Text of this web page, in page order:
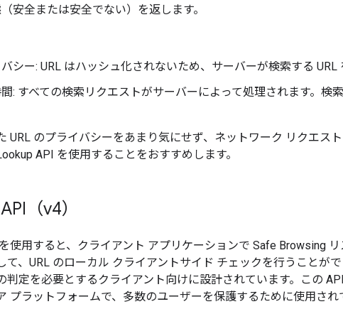
安全または安全でない）を返します。
シー: URL はハッシュ化されないため、サーバーが検索する URL
: すべての検索リクエストがサーバーによって処理されます。検
URL のプライバシーをあまり気にせず、ネットワーク リクエス
API を使用することをおすすめします。
（v4）
使用すると、クライアント アプリケーションで Safe Browsing
て、URL のローカル クライアントサイド チェックを行うことが
判定を必要とするクライアント向けに設計されています。この
プラットフォームで、多数のユーザーを保護するために使用され